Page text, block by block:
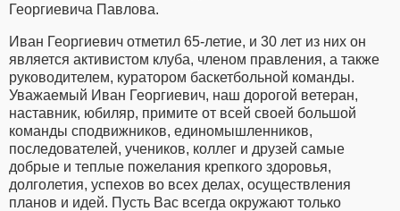
Георгиевича Павлова.
Иван Георгиевич отметил 65-летие, и 30 лет из них он
является активистом клуба, членом правления, а также
руководителем, куратором баскетбольной команды.
Уважаемый Иван Георгиевич, наш дорогой ветеран,
наставник, юбиляр, примите от всей своей большой
команды сподвижников, единомышленников,
последователей, учеников, коллег и друзей самые
добрые и теплые пожелания крепкого здоровья,
долголетия, успехов во всех делах, осуществления
планов и идей. Пусть Вас всегда окружают только